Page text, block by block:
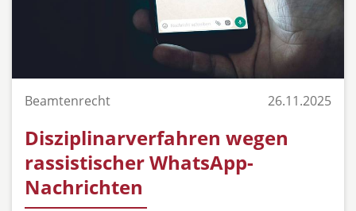
Beamtenrecht 26.11.2025
Disziplinarverfahren wegen
rassistischer WhatsApp-
Nachrichten